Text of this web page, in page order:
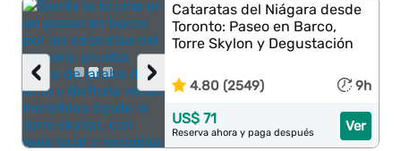
›
‹
Cataratas del Niágara desde
Toronto: Paseo en Barco,
Torre Skylon y Degustación
4.80 (2549) 9h
Ver
US$ 71
Reserva ahora y paga después